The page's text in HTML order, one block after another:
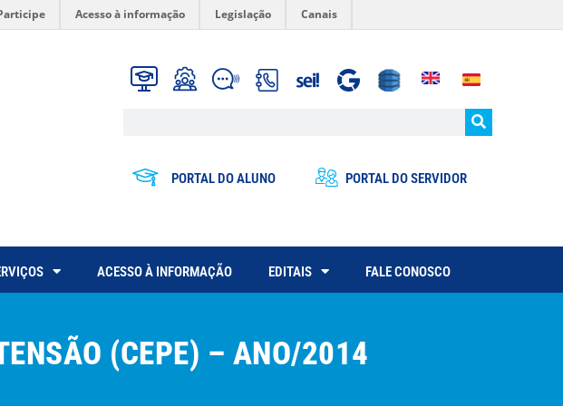
Acesso à informação Legislação Canais
PORTAL DO ALUNO PORTAL DO SERVIDOR
ACESSO À INFORMAÇÃO EDITAIS FALE CONOSCO
(CEPE) – ANO/2014